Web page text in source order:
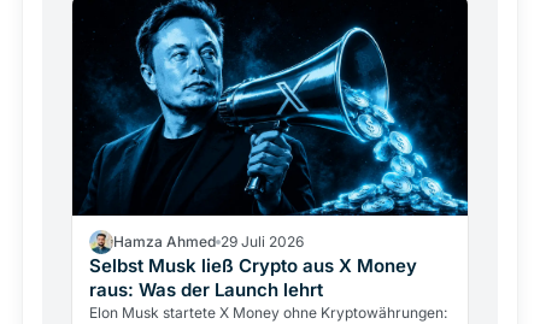
Hamza Ahmed 29 Juli 2026
Selbst Musk ließ Crypto aus X Money
raus: Was der Launch lehrt
Elon Musk startete X Money ohne Kryptowährungen: